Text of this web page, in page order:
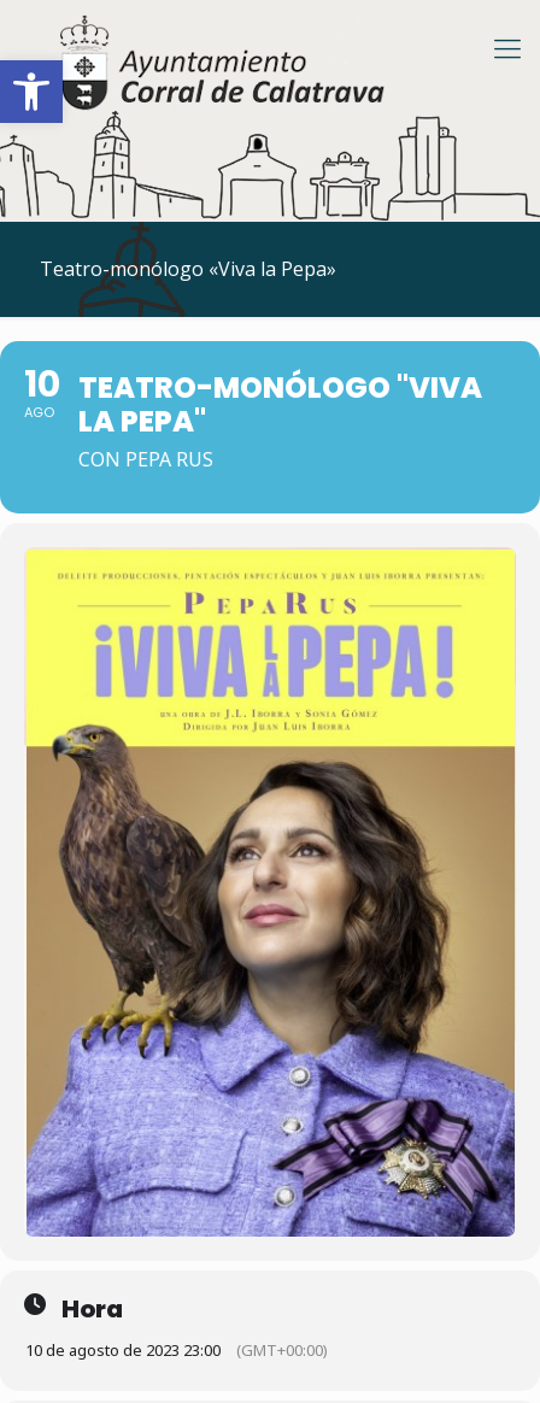
Abrir barra de herramientas
Teatro-monólogo «Viva la Pepa»
10
AGO
TEATRO-MONÓLOGO "VIVA
LA PEPA"
CON PEPA RUS
Hora
10 de agosto de 2023 23:00 (GMT+00:00)